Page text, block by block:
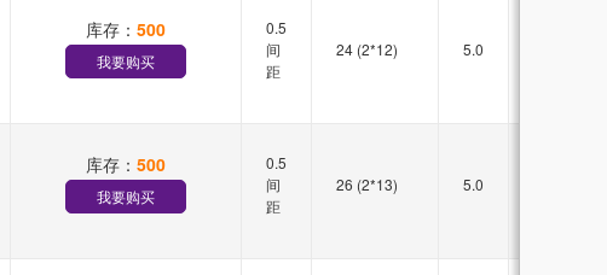
库存： 500
我要购买
0.5
间
距
24 (2*12) 5.0
库存： 500
我要购买
0.5
间
距
26 (2*13) 5.0